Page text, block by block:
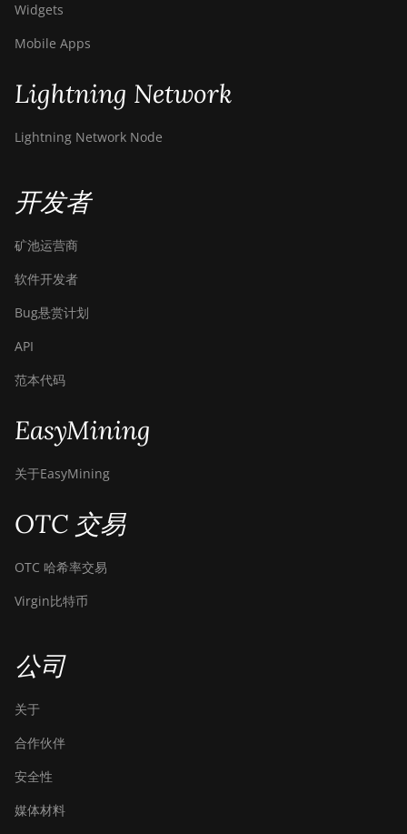
Widgets
Mobile Apps
Lightning Network
Lightning Network Node
开发者
矿池运营商
软件开发者
Bug悬赏计划
API
范本代码
EasyMining
关于EasyMining
OTC 交易
OTC 哈希率交易
Virgin比特币
公司
关于
合作伙伴
安全性
媒体材料